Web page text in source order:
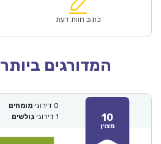
₪57.00.
הוא:
כתוב חוות דעת
המדורגים
10
מצוין
0 דירוגי מומחים
1 דירוגי גולשים